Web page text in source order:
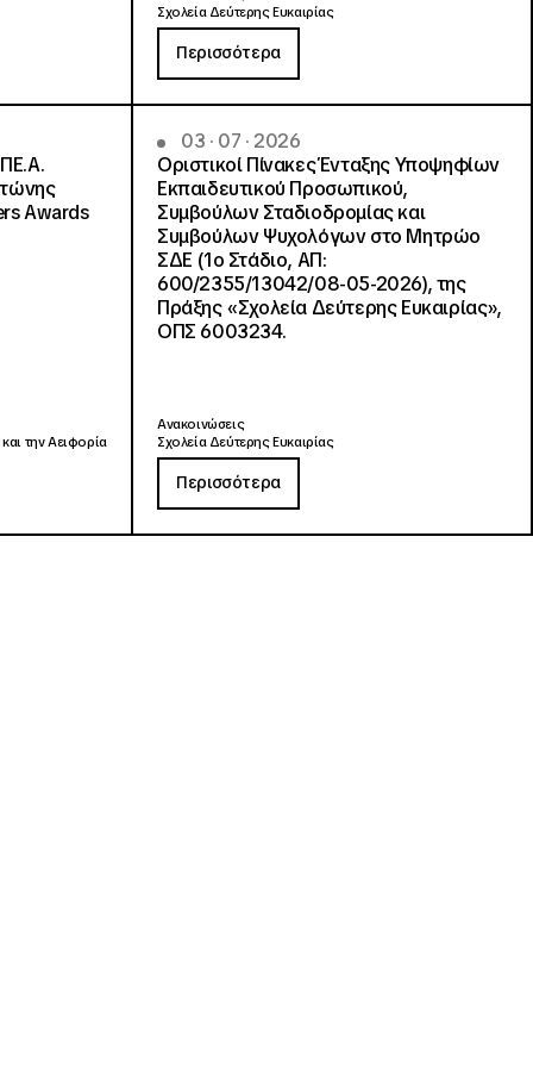
Σχολεία Δεύτερης Ευκαιρίας
Περισσότερα
Awards
την Αειφορία
03 · 07 · 2026
Οριστικοί Πίνακες Ένταξης Υποψηφίων
Εκπαιδευτικού Προσωπικού,
Συμβούλων Σταδιοδρομίας και
Συμβούλων Ψυχολόγων στο Μητρώο
ΣΔΕ (1ο Στάδιο, ΑΠ:
600/2355/13042/08-05-2026), της
Πράξης «Σχολεία Δεύτερης Ευκαιρίας»,
ΟΠΣ 6003234.
Ανακοινώσεις
Σχολεία Δεύτερης Ευκαιρίας
Περισσότερα